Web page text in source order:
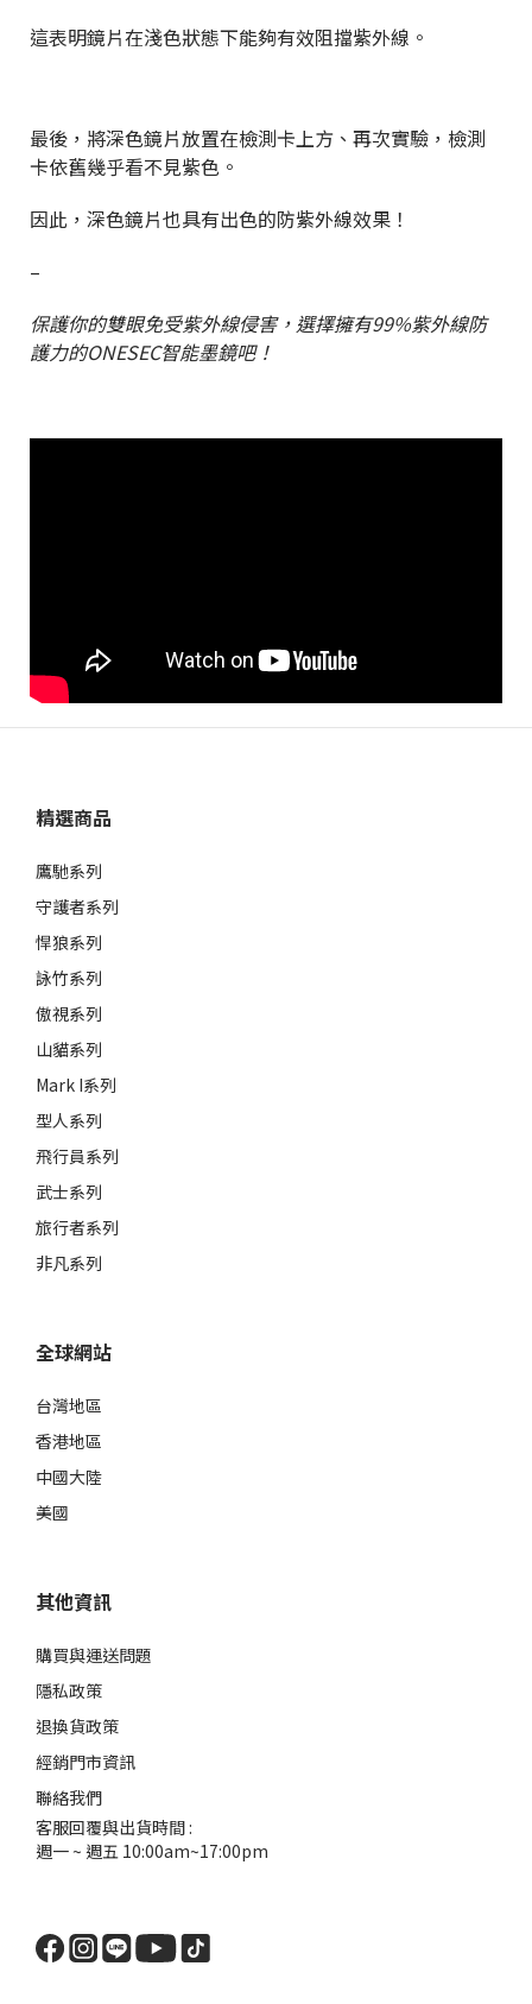
這表明鏡片在淺色狀態下能夠有效阻擋紫外線。
最後，將深色鏡片放置在檢測卡上方、再次實驗，檢測
卡依舊幾乎看不見紫色。
因此，深色鏡片也具有出色的防紫外線效果！
–
保護你的雙眼免受紫外線侵害，選擇擁有99%紫外線防
護力的ONESEC智能墨鏡吧！
精選商品
鷹馳系列
守護者系列
悍狼系列
詠竹系列
傲視系列
山貓系列
Mark I系列
型人系列
飛行員系列
武士系列
旅行者系列
非凡系列
全球網站
台灣地區
香港地區
中國大陸
美國
其他資訊
購買與運送問題
隱私政策
退換貨政策
經銷門市資訊
聯絡我們
客服回覆與出貨時間 :
週一 ~ 週五 10:00am~17:00pm